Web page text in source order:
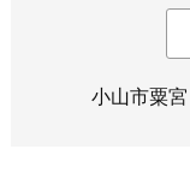
小山市粟